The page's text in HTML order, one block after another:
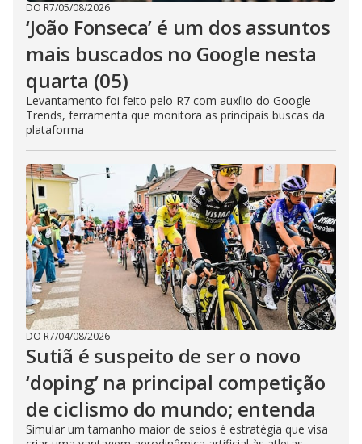
DO R7/05/08/2026
‘João Fonseca’ é um dos assuntos
mais buscados no Google nesta
quarta (05)
Levantamento foi feito pelo R7 com auxílio do Google
Trends, ferramenta que monitora as principais buscas da
plataforma
DO R7/04/08/2026
Sutiã é suspeito de ser o novo
‘doping’ na principal competição
de ciclismo do mundo; entenda
Simular um tamanho maior de seios é estratégia que visa